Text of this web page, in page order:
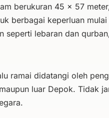
berukuran 45 x 57
berbagai keperluan
seperti lebaran dan
ramai didatangi oleh
luar Depok. Tidak